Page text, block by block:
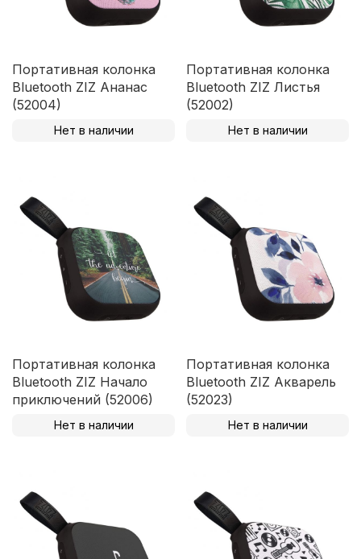
Портативная колонка
Bluetooth ZIZ Ананас
(52004)
Нет в наличии
Портативная колонка
Bluetooth ZIZ Листья
(52002)
Нет в наличии
Портативная колонка
Bluetooth ZIZ Начало
приключений (52006)
Нет в наличии
Портативная колонка
Bluetooth ZIZ Акварель
(52023)
Нет в наличии